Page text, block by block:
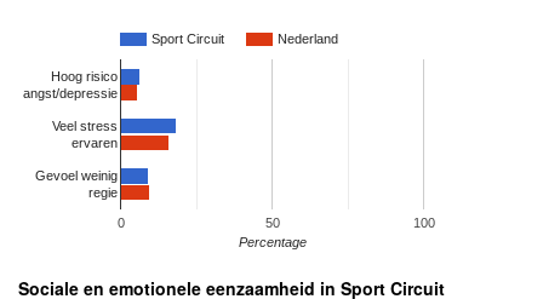
Sport Circuit Nederland
0 50 100
Hoog risico
angst/depressie
Veel stress
ervaren
Gevoel weinig
regie
Percentage
Sociale en emotionele eenzaamheid in Sport Circuit